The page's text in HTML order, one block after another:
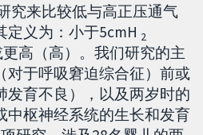
究来比较低与高正压通气
定义为：小于5cmH 2
更高（高）。我们研究的主
对于呼吸窘迫综合征）前或
发育不良），以及两岁时的
中枢神经系统的生长和发育